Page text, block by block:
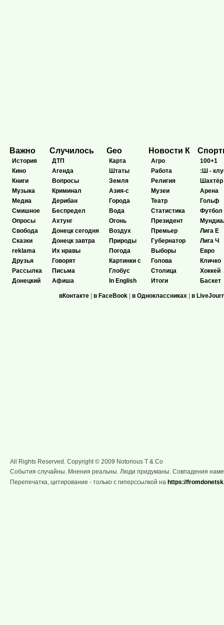
Важно
История
Кино
Книги
Музыка
Медиа
Смишное
Опросы
Свобода
Сказки
reklama
Друзья
Рассылка
Донецкий
Случилось
ДТП
Агенда
Вопросы
Криминал
Дерибан
Беспредел
Ахтунг
Донецк сегодня
Донецк завтра
Их нравы
Говорят
Письма
Афиша
Geo
Карта
Штаты
Земля
Азия-с
Города
Вода
Огонь
Воздух
Природы
Погода
Картинки с
Глобус
In English
Новости К
Агро
Работа
Религия
Музеи
Театр
Статистика
Президент
Премьер
Губернатор
Выборы
Голова
Столица
Итоги
100+1
:Ш -
Шахтёр
Арена
Гольф
Футбол
Лига Е
Лига Ч
Евро
Кличко
Хоккей
Баскет
вКонтакте | в FaceBook | в Одноклассниках | в
All Rights Reserved. Copyright © 2009 Notorious T & Co
События случайны. Мнения реальны. Люди придуманы. Совпадения
Перепечатка, цитирование - только с гиперссылкой на https://